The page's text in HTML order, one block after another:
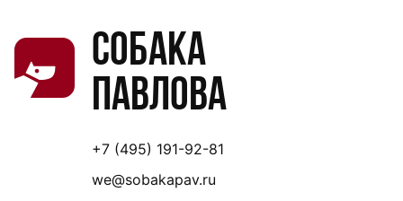
Собака
Павлова
+7 (495) 191-92-81
we@sobakapav.ru